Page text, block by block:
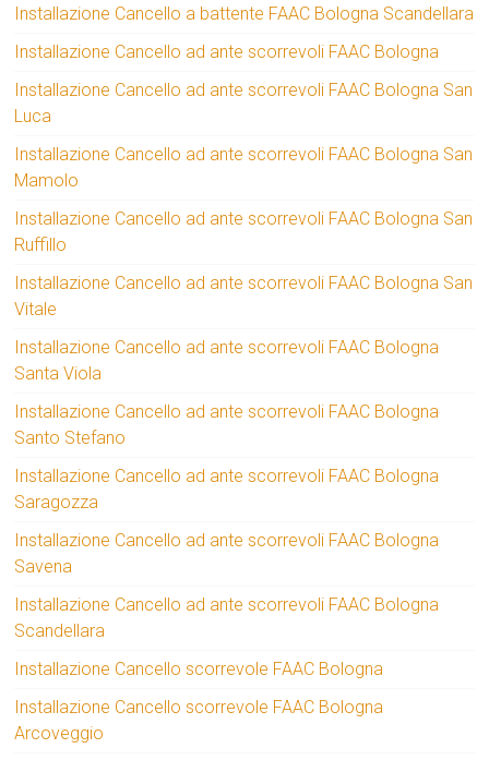
Installazione Cancello a battente FAAC Bologna Scandellara
Installazione Cancello ad ante scorrevoli FAAC Bologna
Installazione Cancello ad ante scorrevoli FAAC Bologna San
Luca
Installazione Cancello ad ante scorrevoli FAAC Bologna San
Mamolo
Installazione Cancello ad ante scorrevoli FAAC Bologna San
Ruffillo
Installazione Cancello ad ante scorrevoli FAAC Bologna San
Vitale
Installazione Cancello ad ante scorrevoli FAAC Bologna
Santa Viola
Installazione Cancello ad ante scorrevoli FAAC Bologna
Santo Stefano
Installazione Cancello ad ante scorrevoli FAAC Bologna
Saragozza
Installazione Cancello ad ante scorrevoli FAAC Bologna
Savena
Installazione Cancello ad ante scorrevoli FAAC Bologna
Scandellara
Installazione Cancello scorrevole FAAC Bologna
Installazione Cancello scorrevole FAAC Bologna
Arcoveggio